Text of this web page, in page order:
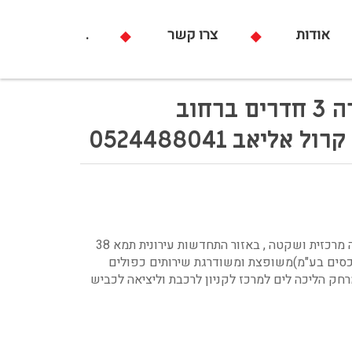
אודות צרו קשר .
ביצוג בלעדי למכירה 3 חדרים ברחוב
0524488041
ענקית גדולה ומוארת , קומה ראשונה מרכזית ושקטה , באזור התחדשות עירונית תמא 38
בע"מ)משופצת ומשודרגת שירותים כפולים
הליכה לים למרכז לקניון לרכבת וליציאה לכביש